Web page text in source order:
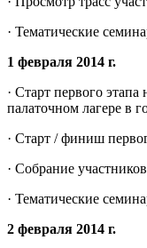
· Тематические
1 февраля 2014 г.
· Старт первого
палаточном лагере в
· Старт / финиш
· Собрание
· Тематические
2 февраля 2014 г.